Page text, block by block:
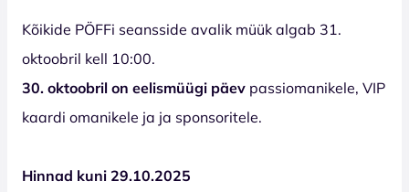
Kõikide PÖFFi seansside avalik müük algab 31.
oktoobril kell 10:00.
30. oktoobril on eelismüügi päev passiomanikele, VIP
kaardi omanikele ja ja sponsoritele.
Hinnad kuni 29.10.2025